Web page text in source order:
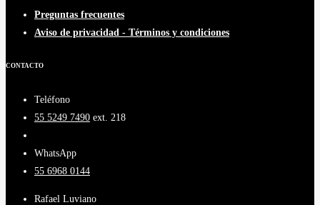
Preguntas frecuentes
Aviso de privacidad - Términos y condiciones
CONTACTO
Teléfono
55 5249 7490 ext. 218
WhatsApp
55 6968 0144
Rafael Luviano